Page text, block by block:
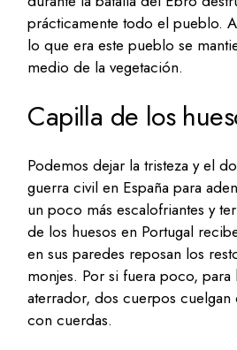
prácticamente todo el pueblo.
lo que era este pueblo se
medio de la vegetación.
Capilla de los
Podemos dejar la tristeza y el
guerra civil en España para
un poco más escalofriantes y
de los huesos en Portugal
en sus paredes reposan los
monjes. Por si fuera poco, para
aterrador, dos cuerpos cuelgan
con cuerdas.